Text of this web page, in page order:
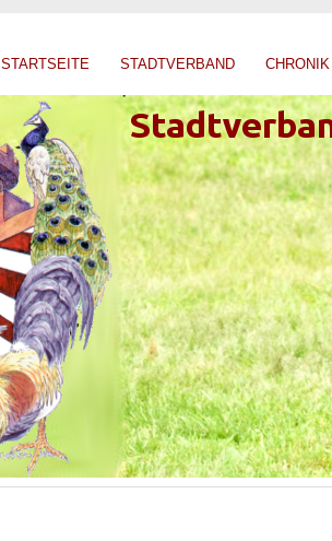
STARTSEITE STADTVERBAND CHRONIK